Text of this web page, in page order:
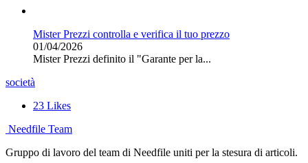
Mister Prezzi controlla e verifica il tuo prezzo
01/04/2026
Mister Prezzi definito il "Garante per la...
società
23 Likes
Needfile Team
Gruppo di lavoro del team di Needfile uniti per la stesura di articoli.